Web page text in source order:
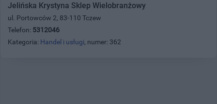
Jelińska Krystyna Sklep Wielobranżowy
ul. Portowców 2, 83-110 Tczew
Telefon: 5312046
Kategoria: Handel i usługi, numer: 362